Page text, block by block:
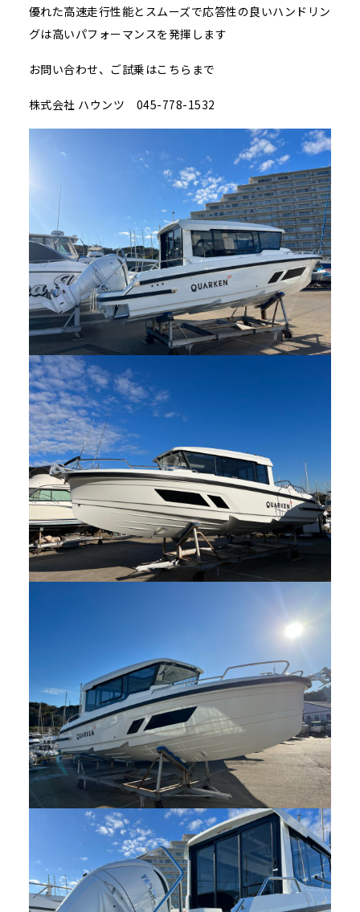
優れた高速走行性能とスムーズで応答性の良いハンドリン
グは高いパフォーマンスを発揮します
お問い合わせ、ご試乗はこちらまで
株式会社 ハウンツ 045-778-1532